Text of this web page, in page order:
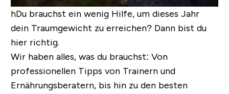
hDu brauchst ein wenig Hilfe, um dieses Jahr
dein Traumgewicht zu erreichen? Dann bist du
hier richtig.
Wir haben alles, was du brauchst: Von
professionellen Tipps von Trainern und
Ernährungsberatern, bis hin zu den besten